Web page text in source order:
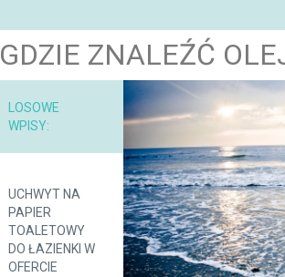
GDZIE ZNALEŹĆ
LOSOWE
WPISY:
UCHWYT NA
PAPIER
TOALETOWY
DO ŁAZIENKI W
OFERCIE